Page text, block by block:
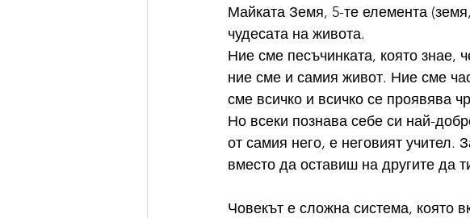
Майката Земя, 5-те елемента
чудесата на живота.
Ние сме песъчинката, която знае,
ние сме и самия живот. Ние сме
сме всичко и всичко се проявява
Но всеки познава себе си най-
от самия него, е неговият
вместо да оставиш на другите да
Човекът е сложна система, която